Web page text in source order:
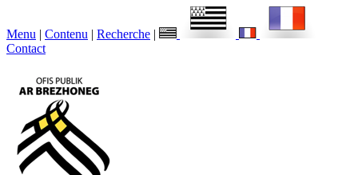
Menu | Contenu | Recherche |
Contact